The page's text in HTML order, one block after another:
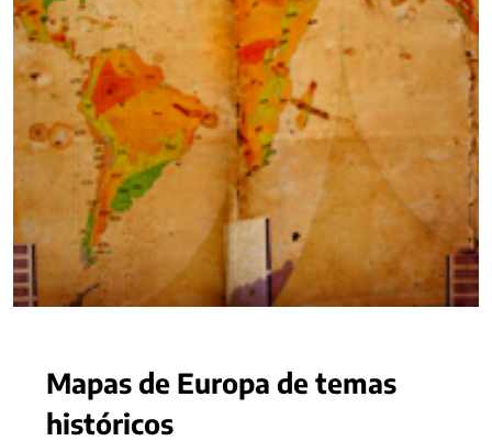
Mapas de Europa de temas
históricos